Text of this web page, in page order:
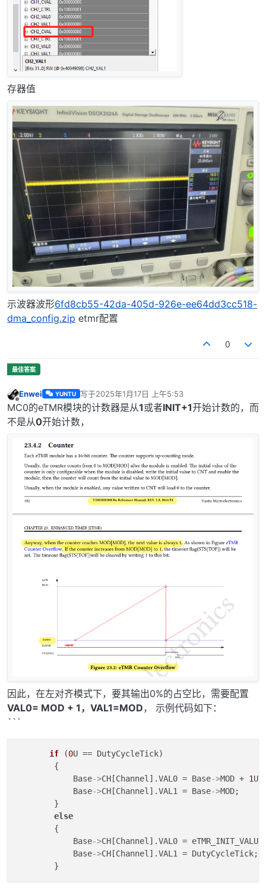
存器值
示波器波形6fd8cb55-42da-405d-926e-ee64dd3cc518-
dma_config.zip etmr配置
0
离线
Enwei YUNTU 写于2025年1月17日 上午5:53
最后由 编辑
MC0的eTMR模块的计数器是从1或者INIT+1开始计数的，而
不是从0开始计数，
因此，在左对齐模式下，要其输出0%的占空比，需要配置
VAL0= MOD + 1，VAL1=MOD， 示例代码如下：
```
if (0U == DutyCycleTick)
        {
            Base
->CH[Channel].VAL0 = Base->MOD + 1U;
            Base
->CH[Channel].VAL1 = Base->MOD;
        }
else
        {
            Base
->CH[Channel].VAL0 =
            Base
->CH[Channel].VAL1 = DutyCycleTick;
        }